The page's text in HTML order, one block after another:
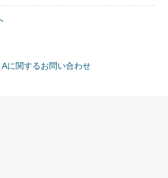
に関するお問い合わせ